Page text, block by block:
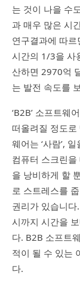
는 것이 나을 수
과 매우 많은 시
연구결과에 따
시간의 1/3을 사
산하면 2970억
는 발전 속도를
‘B2B’ 소프트웨
떠올려질 정도
웨어는 ‘사람’,
컴퓨터 스크린
을 낭비하게 할
로 스트레스를
권리가 있습니
시까지 시간을
다. B2B 소프트
적이 될 수 있는
다.